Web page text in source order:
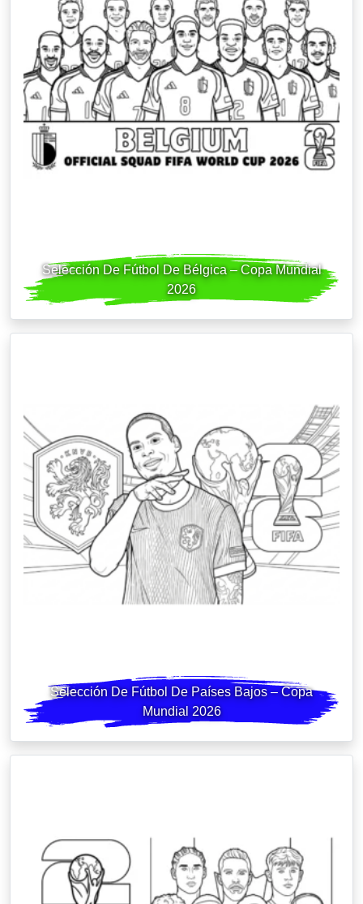
Selección De Fútbol De Bélgica – Copa Mundial
2026
Selección De Fútbol De Países Bajos – Copa
Mundial 2026